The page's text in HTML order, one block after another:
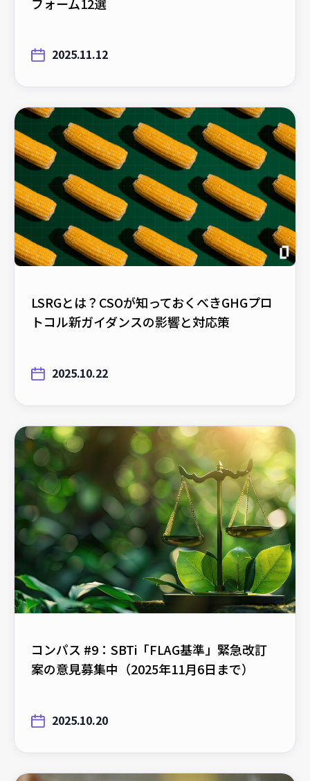
フォーム12選
2025.11.12
LSRGとは？CSOが知っておくべきGHGプロ
トコル新ガイダンスの影響と対応策
2025.10.22
コンパス #9：SBTi「FLAG基準」緊急改訂
案の意見募集中（2025年11月6日まで）
2025.10.20